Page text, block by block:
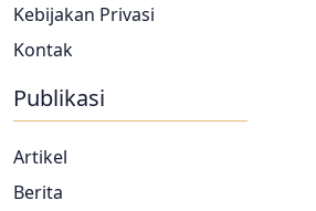
Kebijakan Privasi
Kontak
Publikasi
Artikel
Berita